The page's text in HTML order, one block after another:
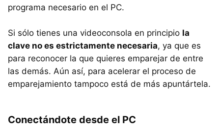
programa necesario en el PC.
Si sólo tienes una videoconsola en principio la
clave no es estrictamente necesaria, ya que es
para reconocer la que quieres emparejar de entre
las demás. Aún así, para acelerar el proceso de
emparejamiento tampoco está de más apuntártela.
Conectándote desde el PC